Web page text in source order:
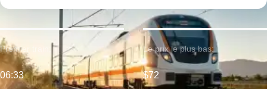
Premier train:
06:33
Le prix le plus bas:
$72